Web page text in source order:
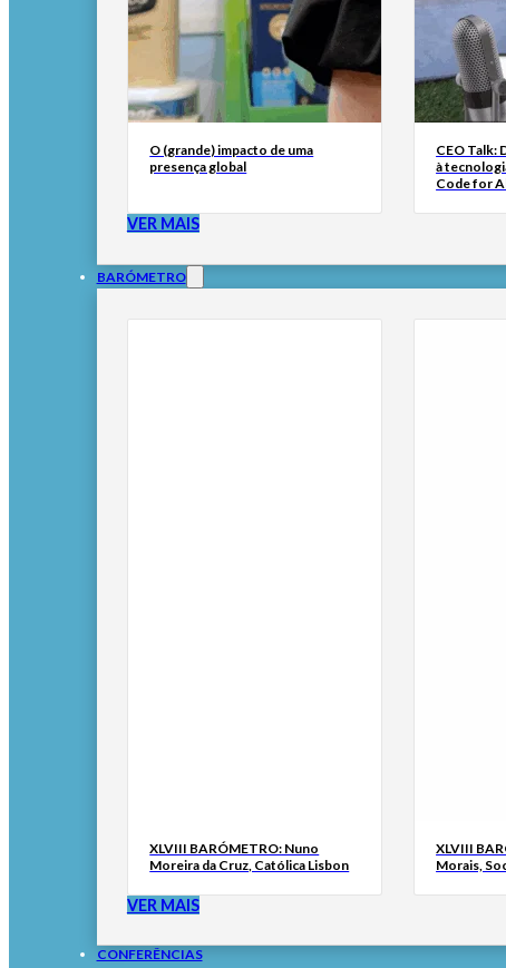
O (grande) impacto de uma
presença global
CEO Talk:
à
Code for
VER MAIS
BARÓMETRO
XLVIII BARÓMETRO: Nuno
Moreira da Cruz, Católica Lisbon
XLVIII
Morais,
VER MAIS
CONFERÊNCIAS